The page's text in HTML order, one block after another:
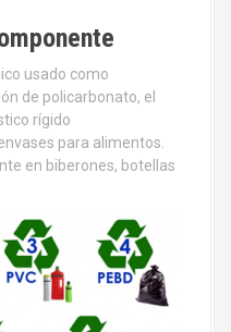
usado como
de policarbonato, el
rígido
para alimentos.
en biberones, botellas